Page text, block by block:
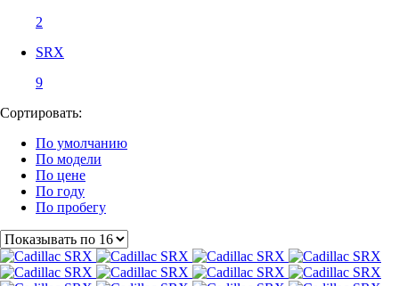
2
SRX
9
Сортировать:
По умолчанию
По модели
По цене
По году
По пробегу